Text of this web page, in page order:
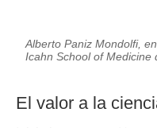
Alberto Paniz Mondolfi,
Icahn School of Medicine
El valor a la